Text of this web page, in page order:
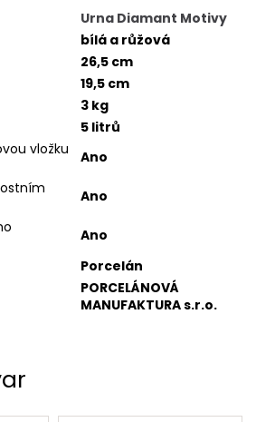
Urna Diamant Motivy
bílá a růžová
26,5 cm
19,5 cm
3 kg
5 litrů
vložku
Ano
Ano
Ano
Porcelán
PORCELÁNOVÁ
MANUFAKTURA s.r.o.